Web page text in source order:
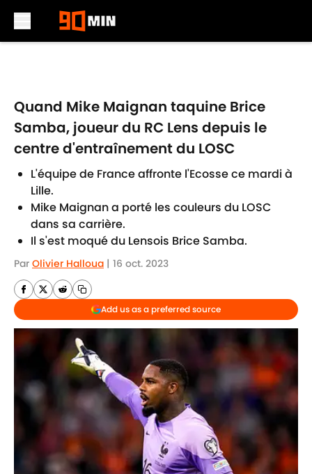
Quand Mike Maignan taquine Brice
Samba, joueur du RC Lens depuis le
centre d'entraînement du LOSC
L'équipe de France affronte l'Ecosse ce mardi à
Lille.
Mike Maignan a porté les couleurs du LOSC
dans sa carrière.
Il s'est moqué du Lensois Brice Samba.
Par Olivier Halloua | 16 oct. 2023
Add us as a preferred source